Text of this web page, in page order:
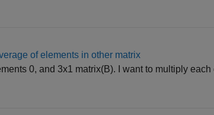
of elements in other matrix
0, and 3x1 matrix(B). I want to multiply